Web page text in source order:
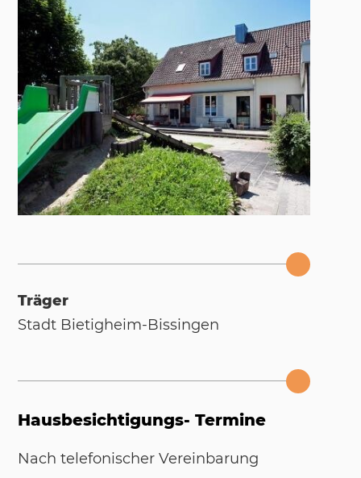
Träger
Stadt Bie­tig­heim-Bis­sin­gen
Hausbesichtigungs- Termine
Nach te­le­fo­ni­scher Ver­ein­ba­rung